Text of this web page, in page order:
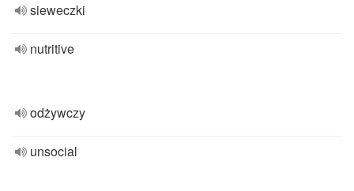
sieweczki
nutritive
odżywczy
unsocial